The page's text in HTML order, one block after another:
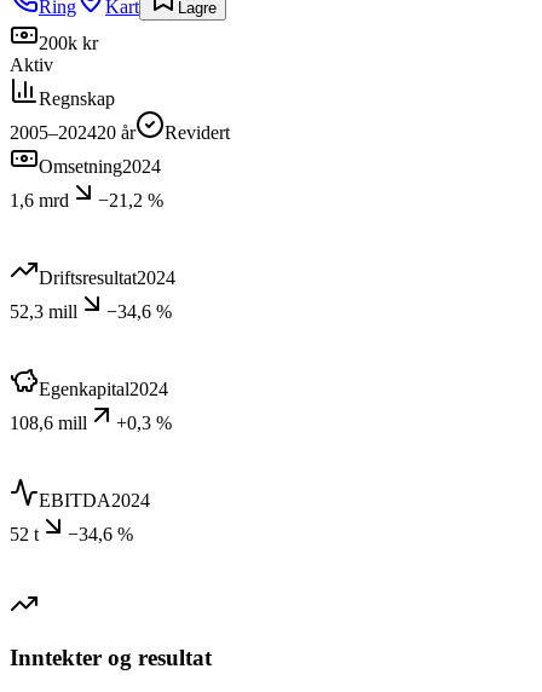
Ring
Kart Lagre
200k kr
Aktiv
Regnskap
2005–202420 år
Revidert
Omsetning2024
1,6 mrd
−21,2 %
Driftsresultat2024
52,3 mill
−34,6 %
Egenkapital2024
108,6 mill
+0,3 %
EBITDA2024
52 t
−34,6 %
Inntekter og resultat